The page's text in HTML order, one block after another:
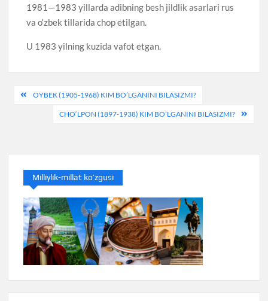
1981—1983 yillarda adibning besh jildlik asarlari rus
va o‘zbek tillarida chop etilgan.
U 1983 yilning kuzida vafot etgan.
Post
menyusi
OYBEK (1905-1968) KIM BO’LGANINI BILASIZMI?
CHO‘LPON (1897-1938) KIM BO’LGANINI BILASIZMI?
Milliylik-millat ko’zgusi